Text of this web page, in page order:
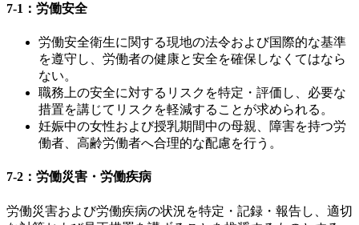
7-1：労働安全
労働安全衛生に関する現地の法令および国際的な基準
を遵守し、労働者の健康と安全を確保しなくてはなら
ない。
職務上の安全に対するリスクを特定・評価し、必要な
措置を講じてリスクを軽減することが求められる。
妊娠中の女性および授乳期間中の母親、障害を持つ労
働者、高齢労働者へ合理的な配慮を行う。
7-2：労働災害・労働疾病
労働災害および労働疾病の状況を特定・記録・報告し、適切